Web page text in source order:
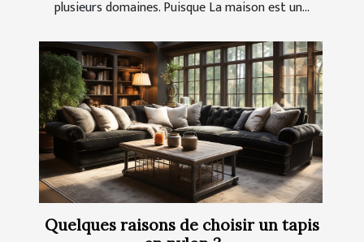
plusieurs domaines. Puisque La maison est un...
Quelques raisons de choisir un tapis